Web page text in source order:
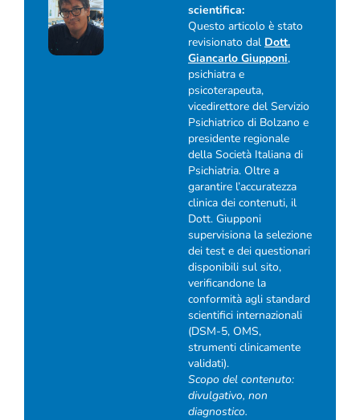
scientifica:
Questo articolo è stato
revisionato dal Dott.
Giancarlo Giupponi,
psichiatra e
psicoterapeuta,
vicedirettore del Servizio
Psichiatrico di Bolzano e
presidente regionale
della Società Italiana di
Psichiatria. Oltre a
garantire l’accuratezza
clinica dei contenuti, il
Dott. Giupponi
supervisiona la selezione
dei test e dei questionari
disponibili sul sito,
verificandone la
conformità agli standard
scientifici internazionali
(DSM-5, OMS,
strumenti clinicamente
validati).
Scopo del contenuto:
divulgativo, non
diagnostico.